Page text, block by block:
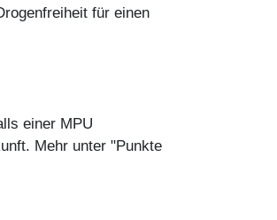
für einen
einer MPU
Mehr unter "Punkte